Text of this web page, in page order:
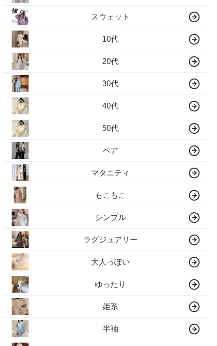
スウェット
10代
20代
30代
40代
50代
ペア
マタニティ
もこもこ
シンプル
ラグジュアリー
大人っぽい
ゆったり
姫系
半袖